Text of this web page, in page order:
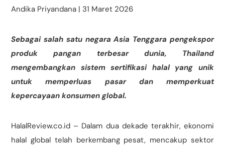
Andika Priyandana | 31 Maret 2026
Sebagai salah satu negara Asia Tenggara pengekspor
produk pangan terbesar dunia, Thailand
mengembangkan sistem sertifikasi halal yang unik
untuk memperluas pasar dan memperkuat
kepercayaan konsumen global.
HalalReview.co.id – Dalam dua dekade terakhir, ekonomi
halal global telah berkembang pesat, mencakup sektor